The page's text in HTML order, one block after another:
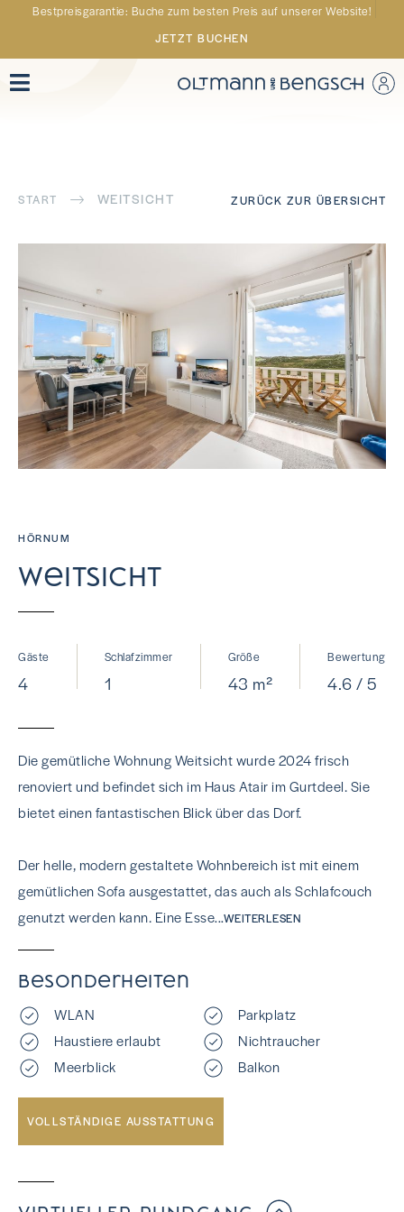
Bestpreisgarantie: Buche zum besten Preis auf unserer Website!
JETZT BUCHEN
START WEITSICHT ZURÜCK ZUR ÜBERSICHT
HÖRNUM
Weitsicht
Gäste
4
Schlafzimmer
1
Größe
43 m²
Bewertung
4.6 / 5
Die gemütliche Wohnung Weitsicht wurde 2024 frisch
renoviert und befindet sich im Haus Atair im Gurtdeel. Sie
bietet einen fantastischen Blick über das Dorf.
Der helle, modern gestaltete Wohnbereich ist mit einem
gemütlichen Sofa ausgestattet, das auch als Schlafcouch
genutzt werden kann. Eine Esse...WEITERLESEN
Besonderheiten
WLAN
Parkplatz
Haustiere erlaubt
Nichtraucher
Meerblick
Balkon
VOLLSTÄNDIGE AUSSTATTUNG